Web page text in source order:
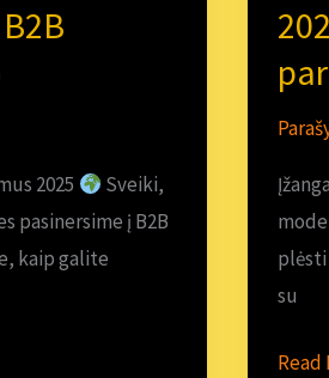
2025
Sveiki,
pasinersime į B2B
kaip galite
su
2025
B2B:
paieška
Read